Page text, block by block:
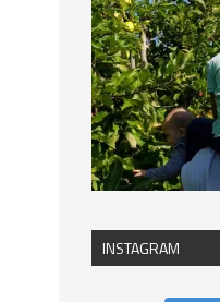
INSTAGRAM